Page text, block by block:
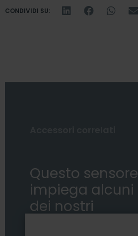
CONDIVIDI SU:
Questo sensore
impiega alcuni
dei nostri